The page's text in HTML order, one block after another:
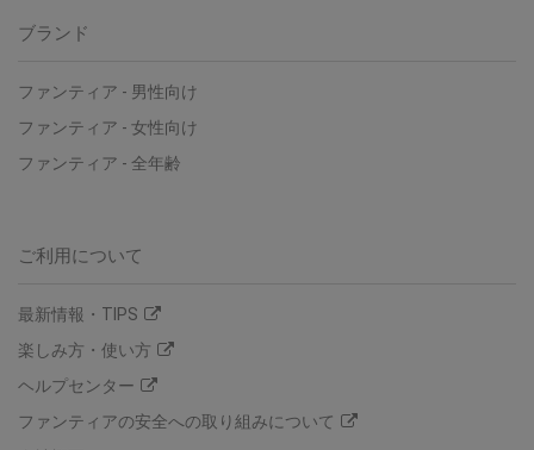
ブランド
ファンティア - 男性向け
ファンティア - 女性向け
ファンティア - 全年齢
ご利用について
最新情報・TIPS
楽しみ方・使い方
ヘルプセンター
ファンティアの安全への取り組みについて